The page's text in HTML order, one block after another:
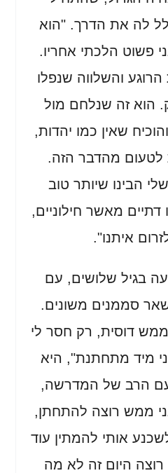
לה את הדרך. "הוא
פשוט הלכתי אחריו.
והשלווה שנפלו
הוא זה שנלחם מול
שאין כמו יהדות,
לטעום מהדבר הזה.
הבינו שיותר טוב
מאשר חילוניים,
איתנו".
בגיל שלושים, עם
סממנים משונים.
ממש דוסית, רק חסר לי
מיד מתחתנת", היא
הרב של המדרשה,
ממש רוצה להתחתן,
אותי להמתין עוד
היום זה לא מה